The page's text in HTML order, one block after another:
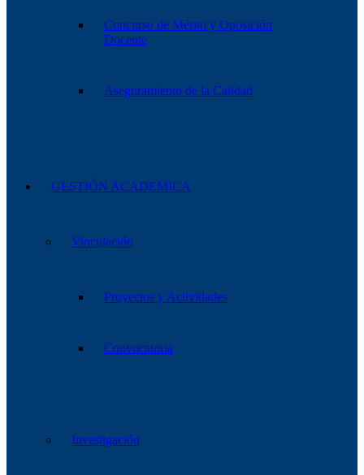
Concurso de Mérito y Oposición
Docente
Aseguramiento de la Calidad
GESTIÓN ACADEMICA
Vinculación
Proyectos y Actividades
Convocatoria
Investigación